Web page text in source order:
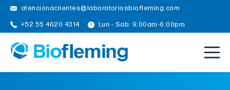
atencionaclientes@laboratoriosbiofleming.com
+52 55 4620 4314
Lun - Sab: 9:00am-6:00pm